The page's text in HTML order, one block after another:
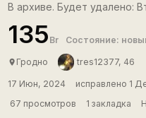
В архиве. Будет удалено:
135 Br Состояние:
place Гродно tres12377, 46
17 Июн, 2024
исправлено 1
67 просмотров
1 закладка